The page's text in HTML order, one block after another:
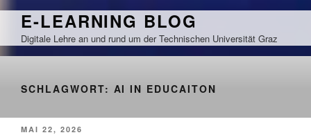
Zum
springen
E-LEARNING BLOG
Digitale Lehre an und rund um der Technischen Universität Graz
SCHLAGWORT: AI IN EDUCAITON
VERÖFFENTLICHT
MAI 22, 2026